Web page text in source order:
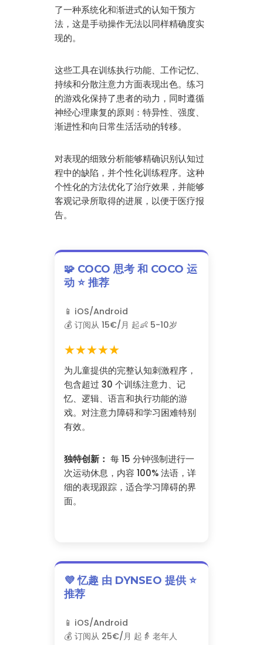
了一种系统化和渐进式的认知干预方
法，这是手动操作无法以同样精确度实
现的。
这些工具在训练执行功能、工作记忆、
持续和分散注意力方面表现出色。练习
的游戏化保持了患者的动力，同时遵循
神经心理康复的原则：特异性、强度、
渐进性和向日常生活活动的转移。
对表现的细致分析能够精确识别认知过
程中的缺陷，并个性化训练程序。这种
个性化的方法优化了治疗效果，并能够
客观记录所取得的进展，以便于医疗报
告。
🧩 COCO 思考 和 COCO 运
动 ⭐ 推荐
📱 iOS/Android
💰 订阅从 15€/月 起👶 5-10岁
★★★★★
为儿童提供的完整认知刺激程序，
包含超过 30 个训练注意力、记
忆、逻辑、语言和执行功能的游
戏。对注意力障碍和学习困难特别
有效。
独特创新： 每 15 分钟强制进行一
次运动休息，内容 100% 法语，详
细的表现跟踪，适合学习障碍的界
面。
💜 忆趣 由 DYNSEO 提供 ⭐
推荐
📱 iOS/Android
💰 订阅从 25€/月 起 👵 老年人